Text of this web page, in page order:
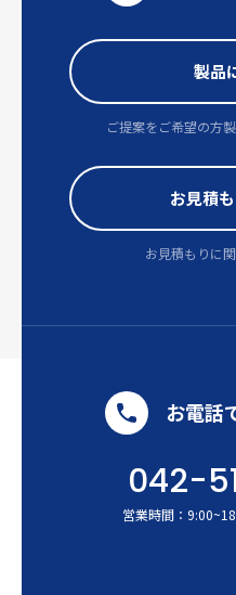
製品
ご提案をご希望の方
お見積
お見積もりに
お電話
042-
営業時間： 9:00~